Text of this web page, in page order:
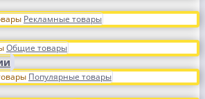
Рекламные товары
Общие товары
Популярные товары